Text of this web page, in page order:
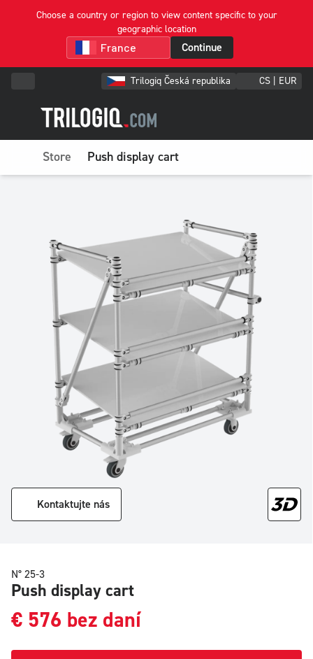
Choose a country or region to view content specific to your
geographic location
Continue
Trilogiq Česká republika CS | EUR
Store Push display cart
Kontaktujte nás
N° 25-3
Push display cart
€ 576 bez daní